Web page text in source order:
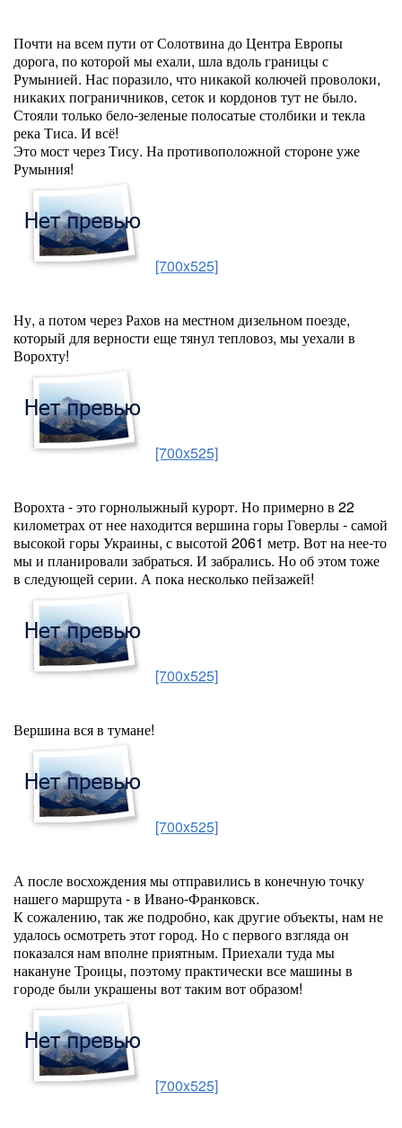
Почти на всем пути от Солотвина до Центра Европы
дорога, по которой мы ехали, шла вдоль границы с
Румынией. Нас поразило, что никакой колючей проволоки,
никаких пограничников, сеток и кордонов тут не было.
Стояли только бело-зеленые полосатые столбики и текла
река Тиса. И всё!
Это мост через Тису. На противоположной стороне уже
Румыния!
[700x525]
Ну, а потом через Рахов на местном дизельном поезде,
который для верности еще тянул тепловоз, мы уехали в
Ворохту!
[700x525]
Ворохта - это горнолыжный курорт. Но примерно в 22
километрах от нее находится вершина горы Говерлы - самой
высокой горы Украины, с высотой 2061 метр. Вот на нее-то
мы и планировали забраться. И забрались. Но об этом тоже
в следующей серии. А пока несколько пейзажей!
[700x525]
Вершина вся в тумане!
[700x525]
А после восхождения мы отправились в конечную точку
нашего маршрута - в Ивано-Франковск.
К сожалению, так же подробно, как другие объекты, нам не
удалось осмотреть этот город. Но с первого взгляда он
показался нам вполне приятным. Приехали туда мы
накануне Троицы, поэтому практически все машины в
городе были украшены вот таким вот образом!
[700x525]